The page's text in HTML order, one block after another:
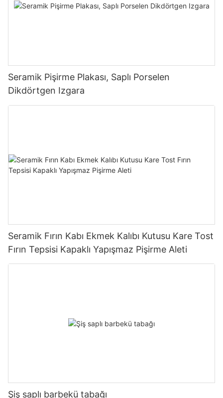
Seramik Pişirme Plakası, Saplı Porselen
Dikdörtgen Izgara
Seramik Fırın Kabı Ekmek Kalıbı Kutusu Kare Tost
Fırın Tepsisi Kapaklı Yapışmaz Pişirme Aleti
Şiş saplı barbekü tabağı